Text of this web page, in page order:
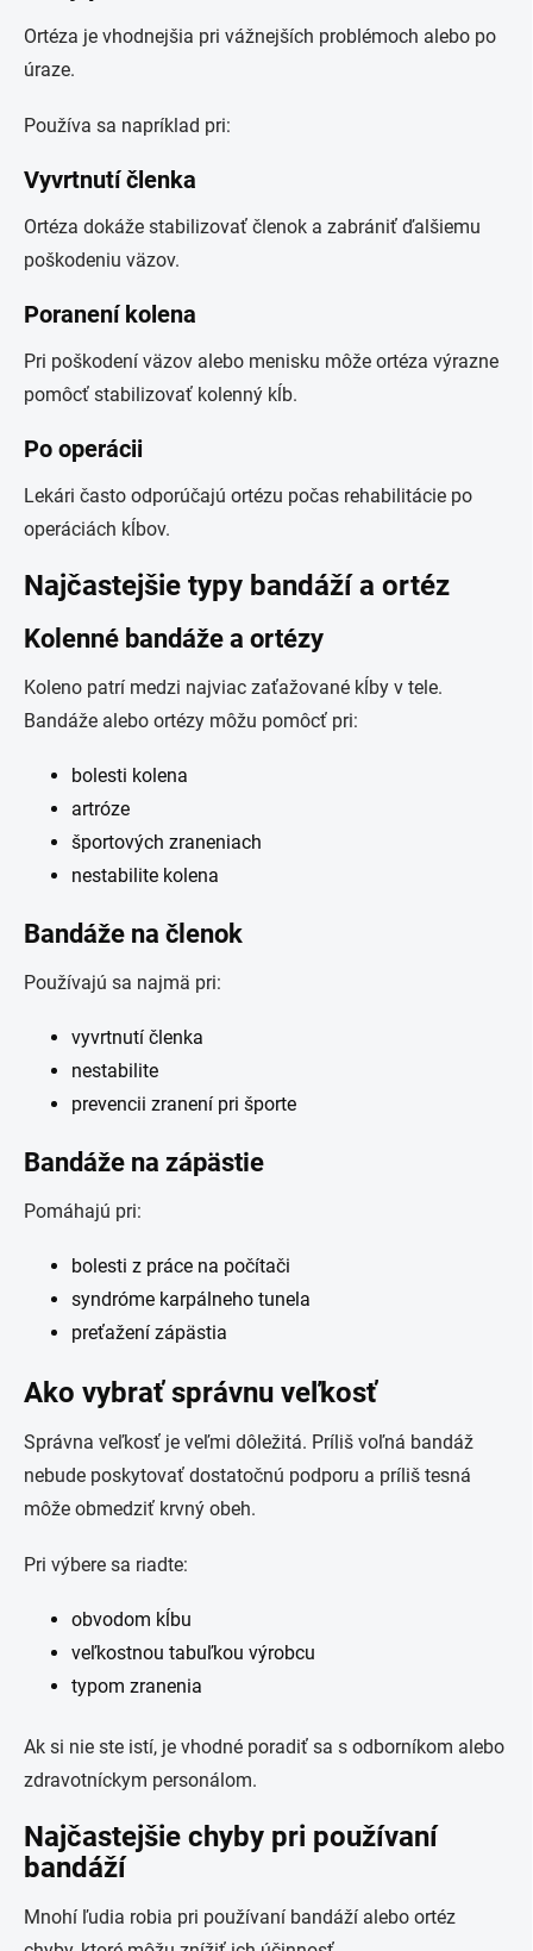
Ortéza je vhodnejšia pri vážnejších problémoch alebo po
úraze.
Používa sa napríklad pri:
Vyvrtnutí členka
Ortéza dokáže stabilizovať členok a zabrániť ďalšiemu
poškodeniu väzov.
Poranení kolena
Pri poškodení väzov alebo menisku môže ortéza výrazne
pomôcť stabilizovať kolenný kĺb.
Po operácii
Lekári často odporúčajú ortézu počas rehabilitácie po
operáciách kĺbov.
Najčastejšie typy bandáží a ortéz
Kolenné bandáže a ortézy
Koleno patrí medzi najviac zaťažované kĺby v tele.
Bandáže alebo ortézy môžu pomôcť pri:
bolesti kolena
artróze
športových zraneniach
nestabilite kolena
Bandáže na členok
Používajú sa najmä pri:
vyvrtnutí členka
nestabilite
prevencii zranení pri športe
Bandáže na zápästie
Pomáhajú pri:
bolesti z práce na počítači
syndróme karpálneho tunela
preťažení zápästia
Ako vybrať správnu veľkosť
Správna veľkosť je veľmi dôležitá. Príliš voľná bandáž
nebude poskytovať dostatočnú podporu a príliš tesná
môže obmedziť krvný obeh.
Pri výbere sa riadte:
obvodom kĺbu
veľkostnou tabuľkou výrobcu
typom zranenia
Ak si nie ste istí, je vhodné poradiť sa s odborníkom alebo
zdravotníckym personálom.
Najčastejšie chyby pri používaní
bandáží
Mnohí ľudia robia pri používaní bandáží alebo ortéz